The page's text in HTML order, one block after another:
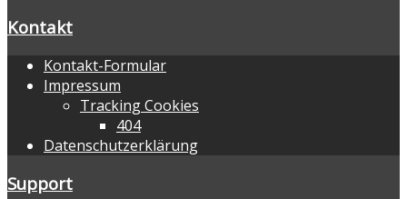
Kontakt
Kontakt-Formular
Impressum
Tracking Cookies
404
Datenschutzerklärung
Support